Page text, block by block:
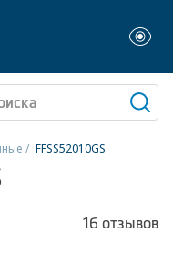
FFSS52010GS
16 отзывов